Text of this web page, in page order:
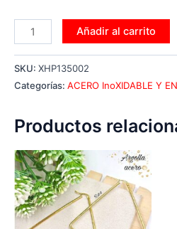
Añadir al carrito
SKU: XHP135002
Categorías: ACERO InoXIDABLE Y
Productos